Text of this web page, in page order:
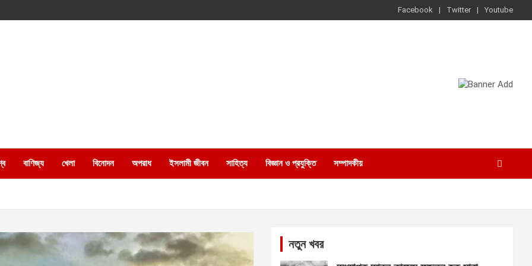
Facebook Twitter Youtube
বাণিজ্য খেলা বিনোদন অপরাধ ইসলামী জীবন সাহিত্য বিজ্ঞান ও প্রযুক্তি সম্পাদকীয়
নতুন খবর